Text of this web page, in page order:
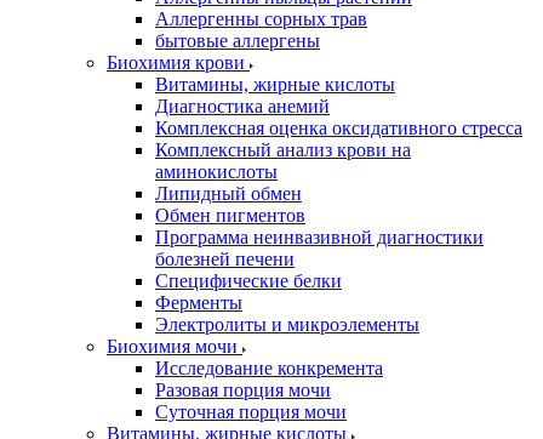
Аллергенны сорных трав
бытовые аллергены
Биохимия крови
Витамины, жирные кислоты
Диагностика анемий
Комплексная оценка оксидативного стресса
Комплексный анализ крови на
аминокислоты
Липидный обмен
Обмен пигментов
Программа неинвазивной диагностики
болезней печени
Специфические белки
Ферменты
Электролиты и микроэлементы
Биохимия мочи
Исследование конкремента
Разовая порция мочи
Суточная порция мочи
Витамины, жирные кислоты